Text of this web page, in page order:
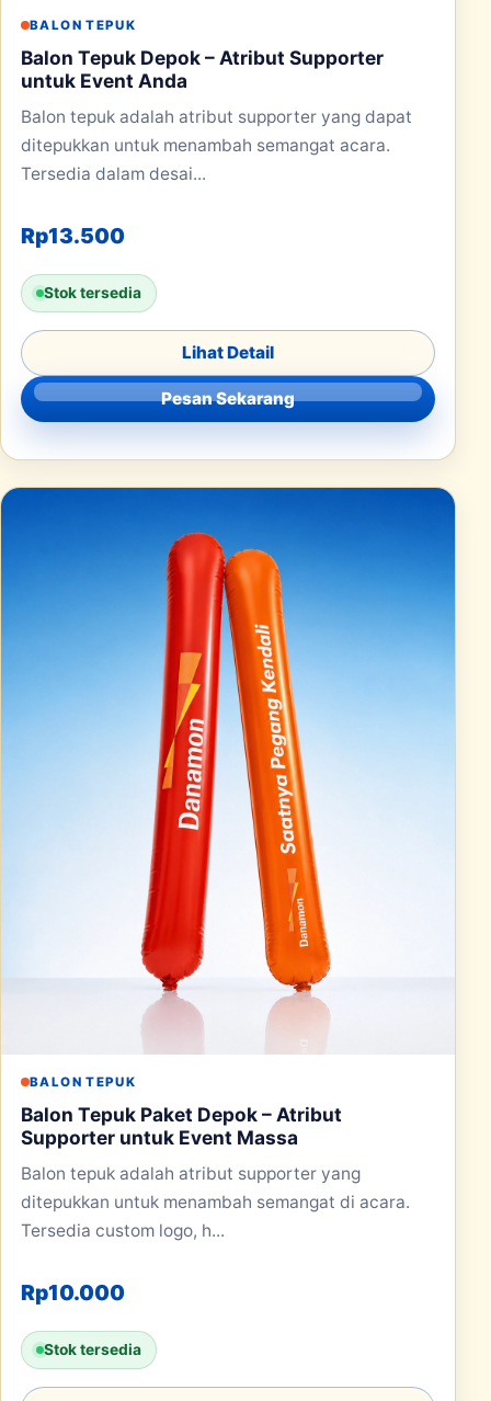
BALON TEPUK
Balon Tepuk Depok – Atribut Supporter
untuk Event Anda
Balon tepuk adalah atribut supporter yang dapat
ditepukkan untuk menambah semangat acara.
Tersedia dalam desai...
Rp13.500
Stok tersedia
Lihat Detail
Pesan Sekarang
BALON TEPUK
Balon Tepuk Paket Depok – Atribut
Supporter untuk Event Massa
Balon tepuk adalah atribut supporter yang
ditepukkan untuk menambah semangat di acara.
Tersedia custom logo, h...
Rp10.000
Stok tersedia